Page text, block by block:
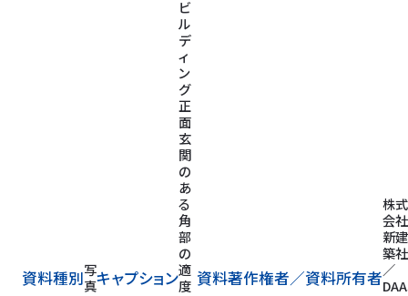
資料種別写
真キャプション
ビ
ル
デ
ィ
ン
グ
正
面
玄
関
の
あ
る
角
部
の
適
度 資料著作権者／資料所有者
株式
会社
新建
築社
／